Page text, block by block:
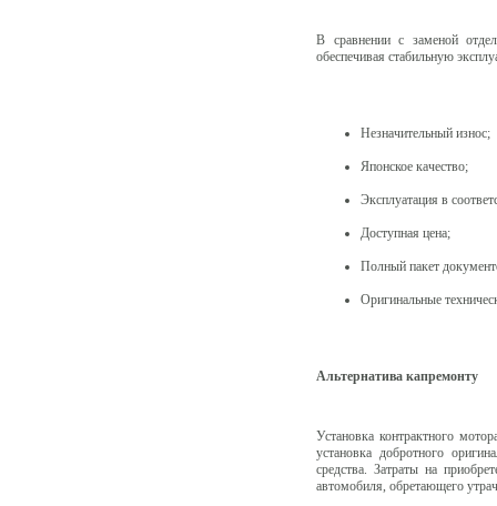
В сравнении с заменой
обеспечивая стабильную
Незначительный износ;
Японское качество;
Эксплуатация в
Доступная цена;
Полный пакет
Оригинальные
Альтернатива капремонту
Установка контрактного
установка добротного
средства. Затраты на
автомобиля, обретающего